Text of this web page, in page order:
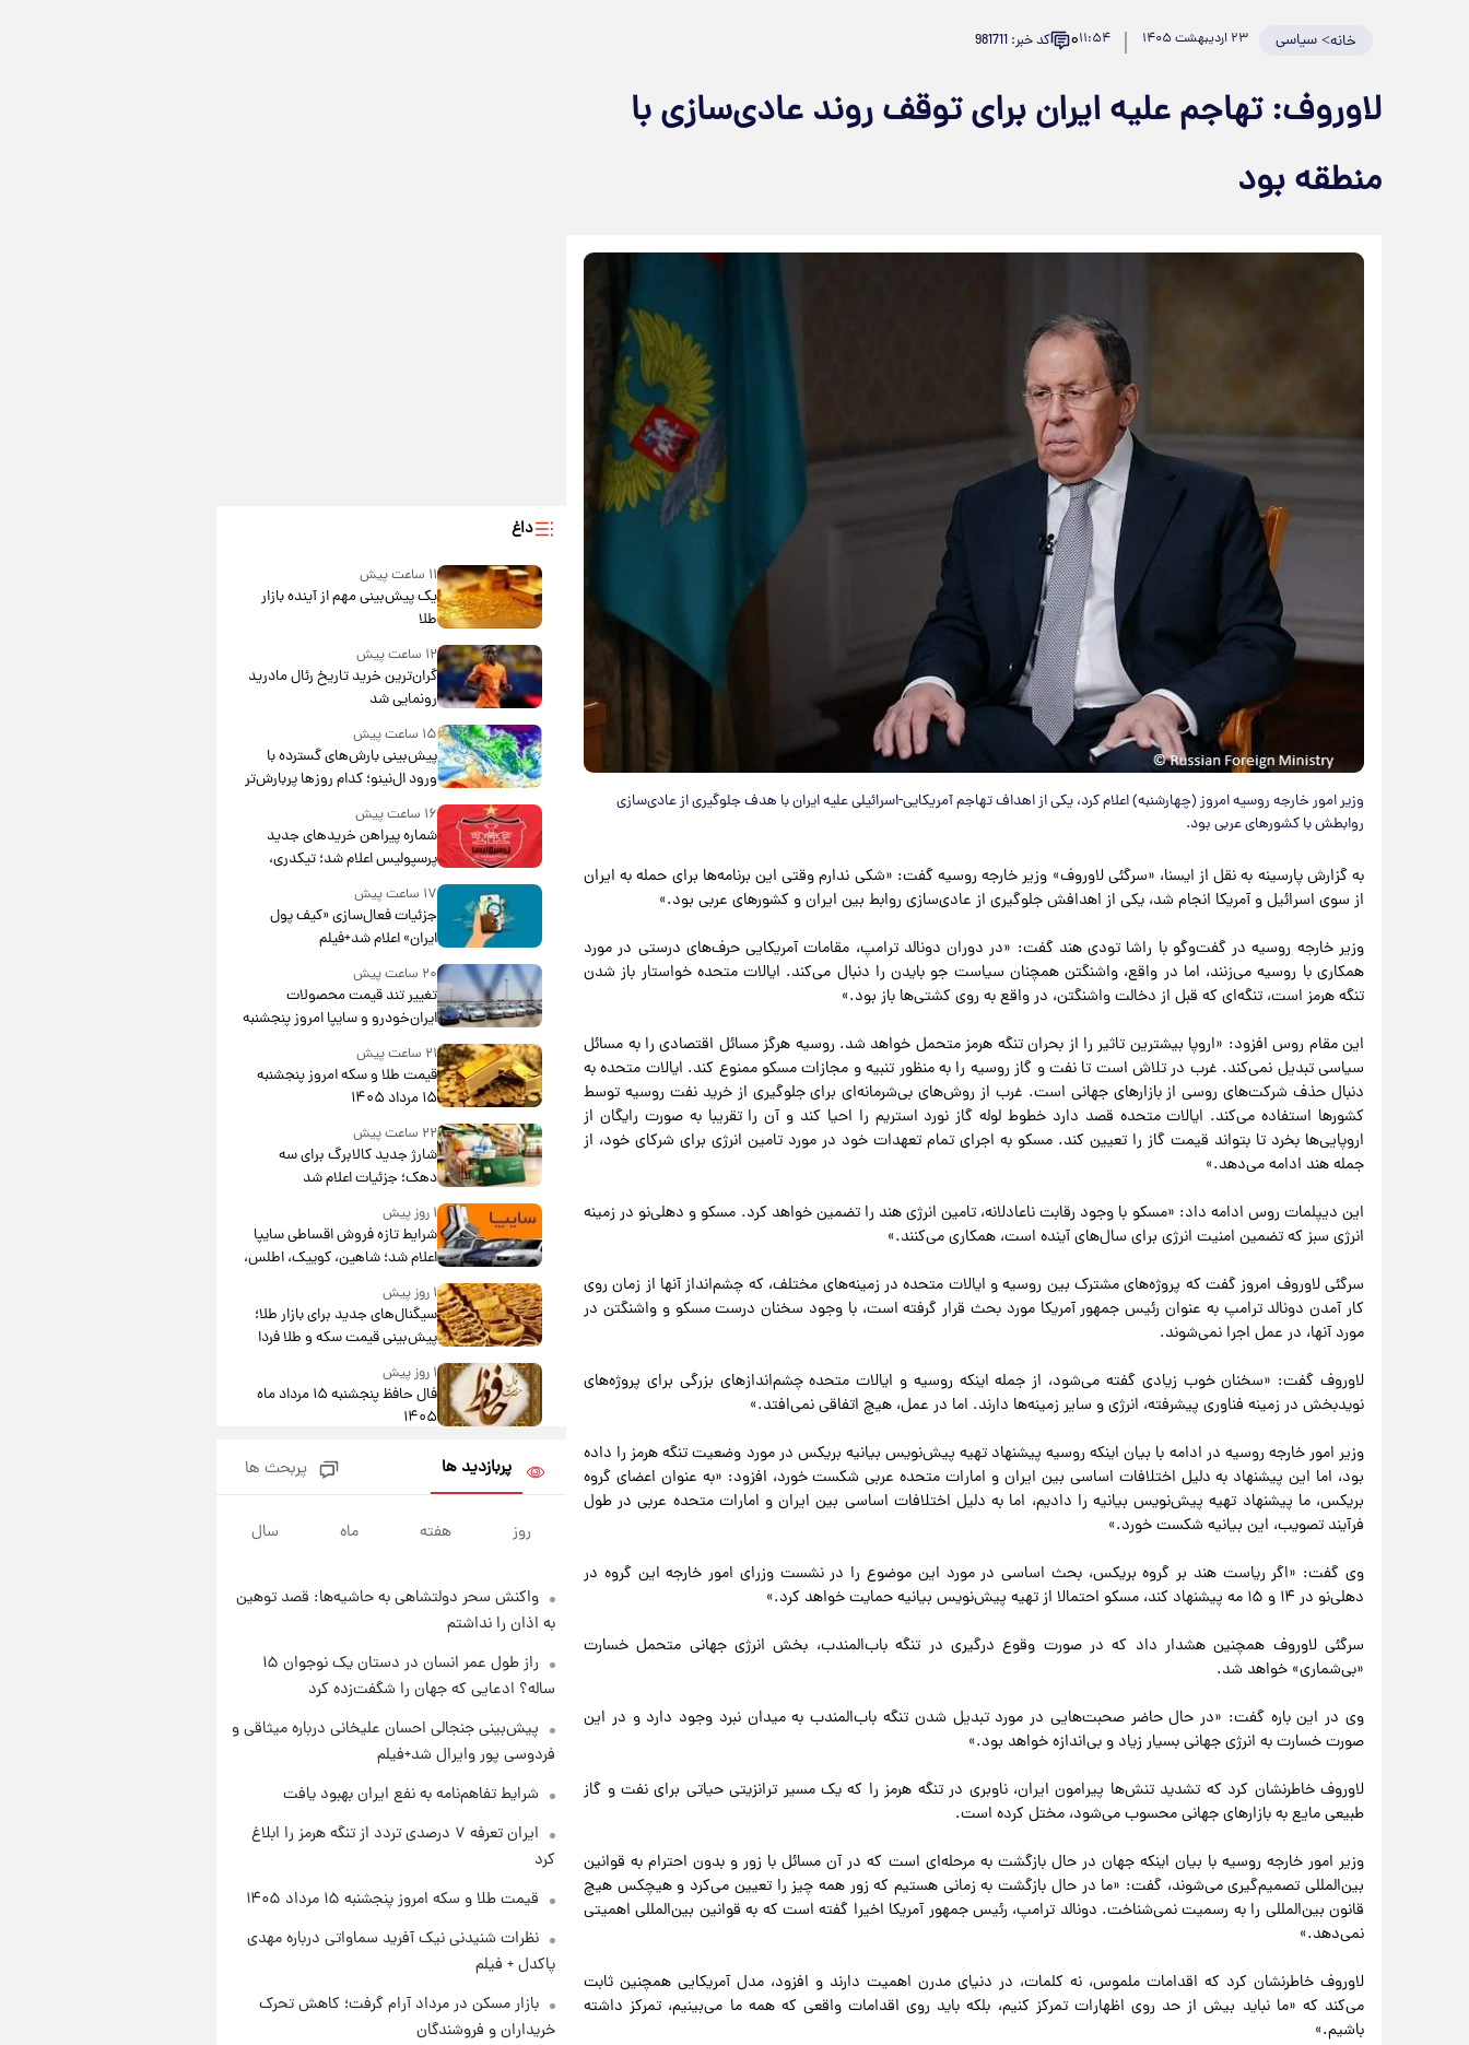
خانه>سیاسی ۲۳ اردیبهشت ۱۴۰۵ ۱۱:۵۴۰ کد خبر: 981711
لاوروف: تهاجم علیه ایران برای توقف روند عادی‌سازی با
منطقه بود
وزیر امور خارجه روسیه امروز (چهارشنبه) اعلام کرد، یکی از اهداف تهاجم آمریکایی-اسرائیلی علیه ایران با هدف جلوگیری از عادی‌سازی
روابطش با کشورهای عربی بود.
به گزارش پارسینه به نقل از ایسنا، «سرگئی لاوروف» وزیر خارجه روسیه گفت: «شکی ندارم وقتی این برنامه‌ها برای حمله به ایران
از سوی اسرائیل و آمریکا انجام شد، یکی از اهدافش جلوگیری از عادی‌سازی روابط بین ایران و کشورهای عربی بود.»
وزیر خارجه روسیه در گفت‌وگو با راشا تودی هند گفت: «در دوران دونالد ترامپ، مقامات آمریکایی حرف‌های درستی در مورد
همکاری با روسیه می‌زنند، اما در واقع، واشنگتن همچنان سیاست جو بایدن را دنبال می‌کند. ایالات متحده خواستار باز شدن
تنگه هرمز است، تنگه‌ای که قبل از دخالت واشنگتن، در واقع به روی کشتی‌ها باز بود.»
این مقام روس افزود: «اروپا بیشترین تاثیر را از بحران تنگه هرمز متحمل خواهد شد. روسیه هرگز مسائل اقتصادی را به مسائل
سیاسی تبدیل نمی‌کند. غرب در تلاش است تا نفت و گاز روسیه را به منظور تنبیه و مجازات مسکو ممنوع کند. ایالات متحده به
دنبال حذف شرکت‌های روسی از بازارهای جهانی است. غرب از روش‌های بی‌شرمانه‌ای برای جلوگیری از خرید نفت روسیه توسط
کشورها استفاده می‌کند. ایالات متحده قصد دارد خطوط لوله گاز نورد استریم را احیا کند و آن را تقریبا به صورت رایگان از
اروپایی‌ها بخرد تا بتواند قیمت گاز را تعیین کند. مسکو به اجرای تمام تعهدات خود در مورد تامین انرژی برای شرکای خود، از
جمله هند ادامه می‌دهد.»
این دیپلمات روس ادامه داد: «مسکو با وجود رقابت ناعادلانه، تامین انرژی هند را تضمین خواهد کرد. مسکو و دهلی‌نو در زمینه
انرژی سبز که تضمین امنیت انرژی برای سال‌های آینده است، همکاری می‌کنند.»
سرگئی لاوروف امروز گفت که پروژه‌های مشترک بین روسیه و ایالات متحده در زمینه‌های مختلف، که چشم‌انداز آنها از زمان روی
کار آمدن دونالد ترامپ به عنوان رئیس جمهور آمریکا مورد بحث قرار گرفته است، با وجود سخنان درست مسکو و واشنگتن در
مورد آنها، در عمل اجرا نمی‌شوند.
لاوروف گفت: «سخنان خوب زیادی گفته می‌شود، از جمله اینکه روسیه و ایالات متحده چشم‌اندازهای بزرگی برای پروژه‌های
نویدبخش در زمینه فناوری پیشرفته، انرژی و سایر زمینه‌ها دارند. اما در عمل، هیچ اتفاقی نمی‌افتد.»
وزیر امور خارجه روسیه در ادامه با بیان اینکه روسیه پیشنهاد تهیه پیش‌نویس بیانیه بریکس در مورد وضعیت تنگه هرمز را داده
بود، اما این پیشنهاد به دلیل اختلافات اساسی بین ایران و امارات متحده عربی شکست خورد، افزود: «به عنوان اعضای گروه
بریکس، ما پیشنهاد تهیه پیش‌نویس بیانیه را دادیم، اما به دلیل اختلافات اساسی بین ایران و امارات متحده عربی در طول
فرآیند تصویب، این بیانیه شکست خورد.»
وی گفت: «اگر ریاست هند بر گروه بریکس، بحث اساسی در مورد این موضوع را در نشست وزرای امور خارجه این گروه در
دهلی‌نو در ۱۴ و ۱۵ مه پیشنهاد کند، مسکو احتمالا از تهیه پیش‌نویس بیانیه حمایت خواهد کرد.»
سرگئی لاوروف همچنین هشدار داد که در صورت وقوع درگیری در تنگه باب‌المندب، بخش انرژی جهانی متحمل خسارت
«بی‌شماری» خواهد شد.
وی در این باره گفت: «در حال حاضر صحبت‌هایی در مورد تبدیل شدن تنگه باب‌المندب به میدان نبرد وجود دارد و در این
صورت خسارت به انرژی جهانی بسیار زیاد و بی‌اندازه خواهد بود.»
لاوروف خاطرنشان کرد که تشدید تنش‌ها پیرامون ایران، ناوبری در تنگه هرمز را که یک مسیر ترانزیتی حیاتی برای نفت و گاز
طبیعی مایع به بازارهای جهانی محسوب می‌شود، مختل کرده است.
وزیر امور خارجه روسیه با بیان اینکه جهان در حال بازگشت به مرحله‌ای است که در آن مسائل با زور و بدون احترام به قوانین
بین‌المللی تصمیم‌گیری می‌شوند، گفت: «ما در حال بازگشت به زمانی هستیم که زور همه چیز را تعیین می‌کرد و هیچکس هیچ
قانون بین‌المللی را به رسمیت نمی‌شناخت. دونالد ترامپ، رئیس جمهور آمریکا اخیرا گفته است که به قوانین بین‌المللی اهمیتی
نمی‌دهد.»
لاوروف خاطرنشان کرد که اقدامات ملموس، نه کلمات، در دنیای مدرن اهمیت دارند و افزود، مدل آمریکایی همچنین ثابت
می‌کند که «ما نباید بیش از حد روی اظهارات تمرکز کنیم، بلکه باید روی اقدامات واقعی که همه ما می‌بینیم، تمرکز داشته
باشیم.»
داغ
۱۱ ساعت پیش
یک پیش‌بینی مهم از آینده بازار
طلا
۱۲ ساعت پیش
گران‌ترین خرید تاریخ رئال مادرید
رونمایی شد
۱۵ ساعت پیش
پیش‌بینی بارش‌های گسترده با
ورود ال‌نینو؛ کدام روزها پربارش‌تر
خواهند بود؟
۱۶ ساعت پیش
شماره پیراهن خریدهای جدید
پرسپولیس اعلام شد؛ تیکدری،
محبی و سرگیف با اعداد ویژه
۱۷ ساعت پیش
جزئیات فعال‌سازی «کیف پول
ایران» اعلام شد+فیلم
۲۰ ساعت پیش
تغییر تند قیمت محصولات
ایران‌خودرو و سایپا امروز پنجشنبه
۱۵ مرداد ۱۴۰۵ +جدول
۲۱ ساعت پیش
قیمت طلا و سکه امروز پنجشنبه
۱۵ مرداد ۱۴۰۵
۲۲ ساعت پیش
شارژ جدید کالابرگ برای سه
دهک؛ جزئیات اعلام شد
۱ روز پیش
شرایط تازه فروش اقساطی سایپا
اعلام شد؛ شاهین، کوییک، اطلس،
سهند و ساینا با اقساط بلندمدت +
جدول۱ روز پیش
سیگنال‌های جدید برای بازار طلا؛
پیش‌بینی قیمت سکه و طلا فردا
۱ روز پیش
فال حافظ پنجشنبه ۱۵ مرداد ماه
۱۴۰۵
فال قهوه روزانه پنجشنبه ۱۵ مرداد
ماه ۱۴۰۵
۱ روز پیش
چهارشنبه ۱۴ مرداد + جدول
۱ روز پیش
تولید سایپا؛ نام خودرو، مبلغ پیش
پرداخت و زمان تحویل | سود
مشارکت چند درصد است؟
پربازدید ها پربحث ها
روز هفته ماه سال
واکنش سحر دولتشاهی به حاشیه‌ها: قصد توهین
به اذان را نداشتم
راز طول عمر انسان در دستان یک نوجوان ۱۵
ساله؟ ادعایی که جهان را شگفت‌زده کرد
پیش‌بینی جنجالی احسان علیخانی درباره میثاقی و
فردوسی پور وایرال شد+فیلم
شرایط تفاهم‌نامه به نفع ایران بهبود یافت
ایران تعرفه ۷ درصدی تردد از تنگه هرمز را ابلاغ
کرد
قیمت طلا و سکه امروز پنجشنبه ۱۵ مرداد ۱۴۰۵
نظرات شنیدنی نیک آفرید سماواتی درباره مهدی
پاکدل + فیلم
بازار مسکن در مرداد آرام گرفت؛ کاهش تحرک
خریداران و فروشندگان